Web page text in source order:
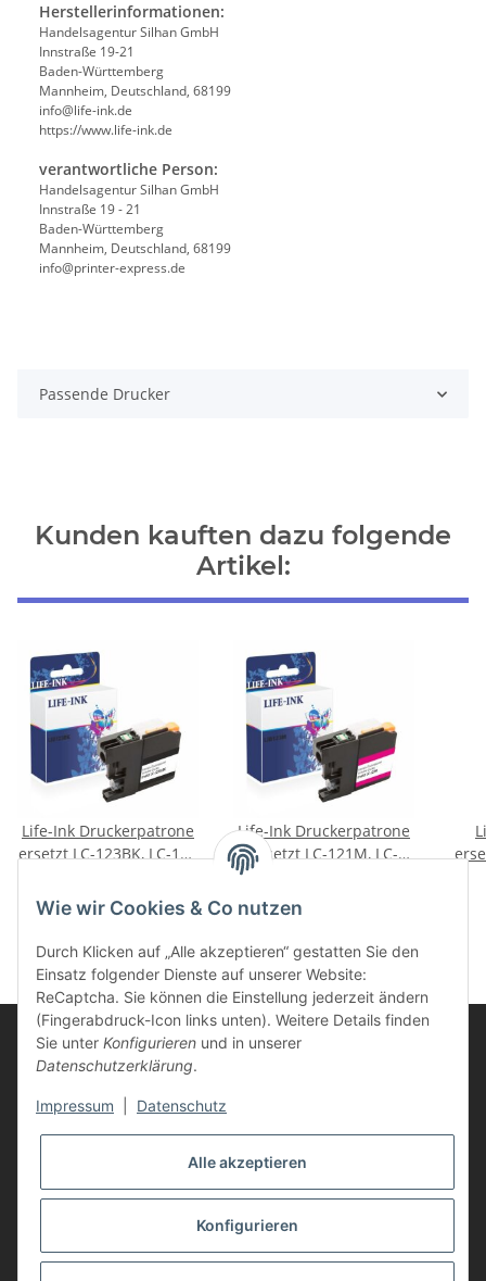
Herstellerinformationen:
Handelsagentur Silhan GmbH
Innstraße 19-21
Baden-Württemberg
Mannheim, Deutschland, 68199
info@life-ink.de
https://www.life-ink.de
verantwortliche Person:
Handelsagentur Silhan GmbH
Innstraße 19 - 21
Baden-Württemberg
Mannheim, Deutschland, 68199
info@printer-express.de
Passende Drucker
Kunden kauften dazu folgende
Artikel:
Life-Ink Druckerpatrone
ersetzt LC-123BK, LC-123
black
Life-Ink Druckerpatrone
ersetzt LC-121M, LC-
Drucker magenta
Kunden Service
Vertrag widerrufen
* Alle Preise inkl. gesetzlicher USt., zzgl.Versand
Wie wir Cookies & Co nutzen
Durch Klicken auf „Alle akzeptieren“ gestatten Sie den
Einsatz folgender Dienste auf unserer Website:
ReCaptcha. Sie können die Einstellung jederzeit ändern
(Fingerabdruck-Icon links unten). Weitere Details finden
Sie unter Konfigurieren und in unserer
Datenschutzerklärung.
Impressum Datenschutz
Alle akzeptieren
Konfigurieren